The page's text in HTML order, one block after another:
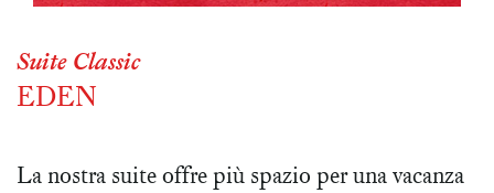
Suite Classic
EDEN
La nostra suite offre più spazio per una vacanza